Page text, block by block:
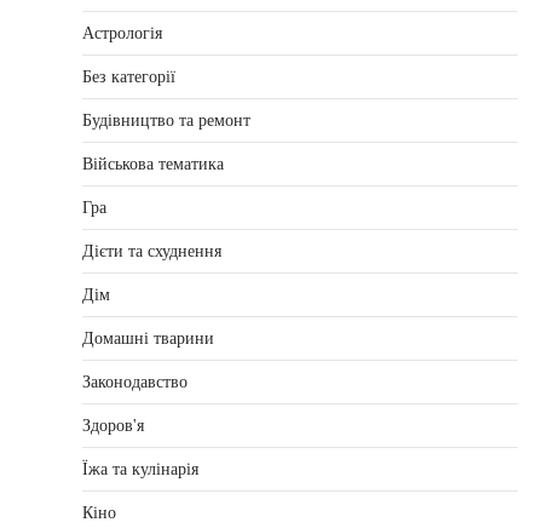
Астрологія
Без категорії
Будівництво та ремонт
Військова тематика
Гра
Дієти та схуднення
Дім
Домашні тварини
Законодавство
Здоров'я
Їжа та кулінарія
Кіно